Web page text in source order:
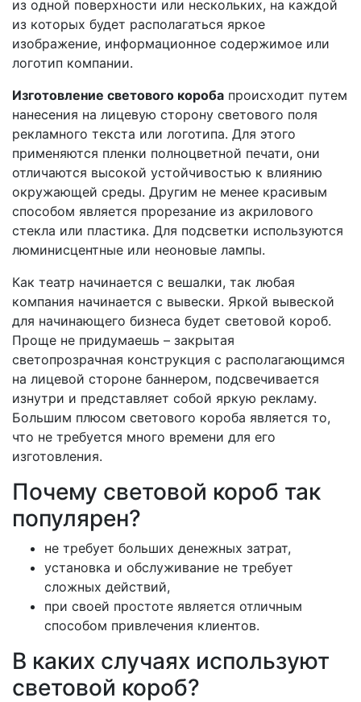
из одной поверхности или нескольких, на каждой
из которых будет располагаться яркое
изображение, информационное содержимое или
логотип компании.
Изготовление светового короба происходит путем
нанесения на лицевую сторону светового поля
рекламного текста или логотипа. Для этого
применяются пленки полноцветной печати, они
отличаются высокой устойчивостью к влиянию
окружающей среды. Другим не менее красивым
способом является прорезание из акрилового
стекла или пластика. Для подсветки используются
люминисцентные или неоновые лампы.
Как театр начинается с вешалки, так любая
компания начинается с вывески. Яркой вывеской
для начинающего бизнеса будет световой короб.
Проще не придумаешь – закрытая
светопрозрачная конструкция с располагающимся
на лицевой стороне баннером, подсвечивается
изнутри и представляет собой яркую рекламу.
Большим плюсом светового короба является то,
что не требуется много времени для его
изготовления.
Почему световой короб так
популярен?
не требует больших денежных затрат,
установка и обслуживание не требует
сложных действий,
при своей простоте является отличным
способом привлечения клиентов.
В каких случаях используют
световой короб?